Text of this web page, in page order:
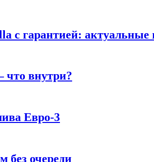
с гарантией:
что внутри?
Евро-3
без очереди